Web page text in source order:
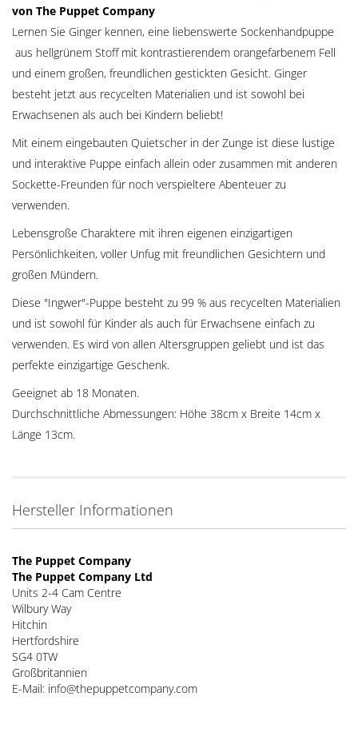
von The Puppet Company
Lernen Sie Ginger kennen, eine liebenswerte Sockenhandpuppe
aus hellgrünem Stoff mit kontrastierendem orangefarbenem Fell
und einem großen, freundlichen gestickten Gesicht. Ginger
besteht jetzt aus recycelten Materialien und ist sowohl bei
Erwachsenen als auch bei Kindern beliebt!
Mit einem eingebauten Quietscher in der Zunge ist diese lustige
und interaktive Puppe einfach allein oder zusammen mit anderen
Sockette-Freunden für noch verspieltere Abenteuer zu
verwenden.
Lebensgroße Charaktere mit ihren eigenen einzigartigen
Persönlichkeiten, voller Unfug mit freundlichen Gesichtern und
großen Mündern.
Diese "Ingwer"-Puppe besteht zu 99 % aus recycelten Materialien
und ist sowohl für Kinder als auch für Erwachsene einfach zu
verwenden. Es wird von allen Altersgruppen geliebt und ist das
perfekte einzigartige Geschenk.
Geeignet ab 18 Monaten.
Durchschnittliche Abmessungen: Höhe 38cm x Breite 14cm x
Länge 13cm.
Hersteller Informationen
The Puppet Company
The Puppet Company Ltd
Units 2-4 Cam Centre
Wilbury Way
Hitchin
Hertfordshire
SG4 0TW
Großbritannien
E-Mail: info@thepuppetcompany.com